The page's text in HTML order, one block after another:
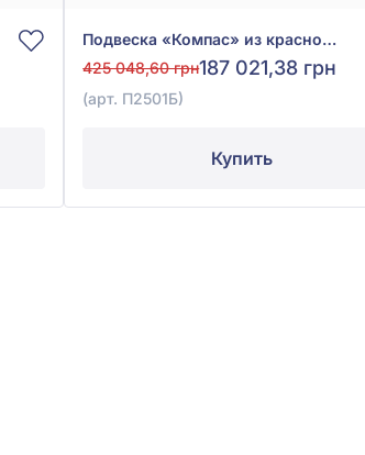
Подвеска «Компас» из красно-белого золота 585° с чёрными фианитами и эмалью, арт. П2501Б
425 048,60 грн187 021,38 грн
(арт. П2501Б)
Купить